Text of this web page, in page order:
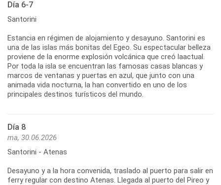
Día 6-7
Santorini
Estancia en régimen de alojamiento y desayuno. Santorini es
una de las islas más bonitas del Egeo. Su espectacular belleza
proviene de la enorme explosión volcánica que creó laactual.
Por toda la isla se encuentran las famosas casas blancas y
marcos de ventanas y puertas en azul, que junto con una
animada vida nocturna, la han convertido en uno de los
principales destinos turísticos del mundo.
Día 8
ma, 30.06.2026
Santorini - Atenas
Desayuno y a la hora convenida, traslado al puerto para salir en
ferry regular con destino Atenas. Llegada al puerto del Pireo y